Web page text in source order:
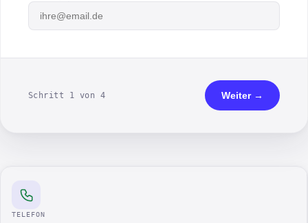
Schritt 1 von 4 Weiter →
TELEFON